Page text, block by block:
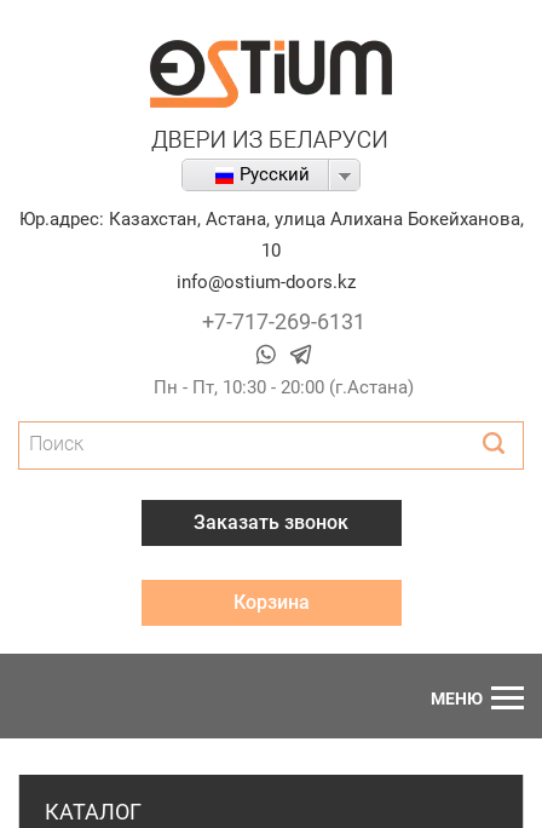
Русский
Юр.адрес: Казахстан, Астана, улица Алихана Бокейханова,
10
info@ostium-doors.kz
+7-717-269-6131
Пн - Пт, 10:30 - 20:00 (г.Астана)
Поиск
Заказать звонок
Корзина
МЕНЮ
КАТАЛОГ